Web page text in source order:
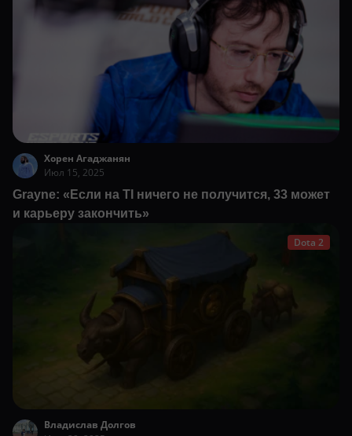
Хорен Агаджанян
Июл 15, 2025
Grayne: «Если на TI ничего не получится, 33 может
и карьеру закончить»
Dota 2
Владислав Долгов